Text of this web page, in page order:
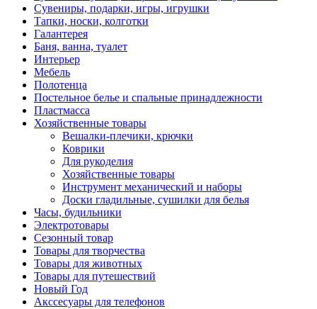
Сувениры, подарки, игры, игрушки
Тапки, носки, колготки
Галантерея
Баня, ванна, туалет
Интерьер
Мебель
Полотенца
Постельное белье и спальные принадлежности
Пластмасса
Хозяйственные товары
Вешалки-плечики, крючки
Коврики
Для рукоделия
Хозяйственные товары
Инструмент механический и наборы
Доски гладильные, сушилки для белья
Часы, будильники
Электротовары
Сезонный товар
Товары для творчества
Товары для животных
Товары для путешествий
Новый Год
Акссесуары для телефонов